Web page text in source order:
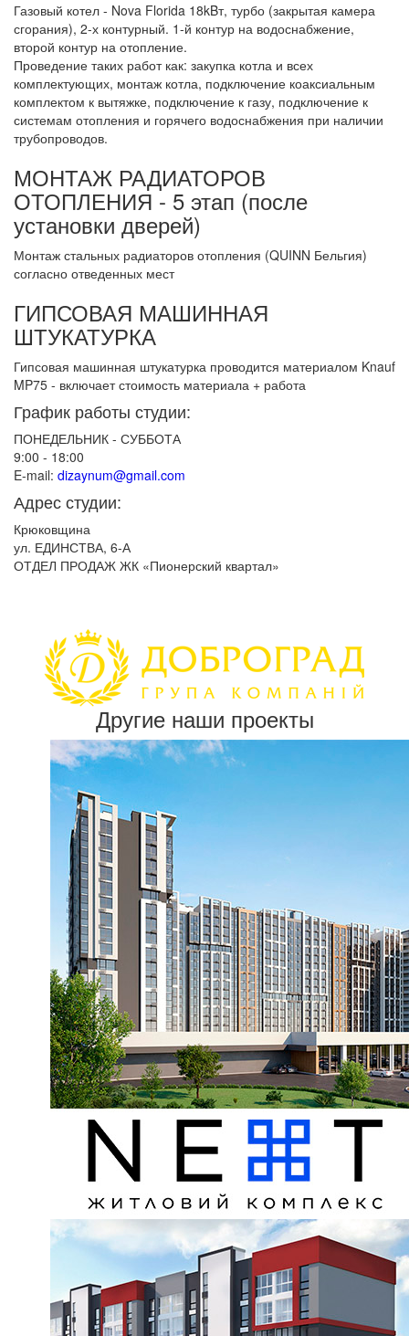
Газовый котел - Nova Florida 18kBт, турбо (закрытая камера
сгорания), 2-х контурный. 1-й контур на водоснабжение,
второй контур на отопление.
Проведение таких работ как: закупка котла и всех
комплектующих, монтаж котла, подключение коаксиальным
комплектом к вытяжке, подключение к газу, подключение к
системам отопления и горячего водоснабжения при наличии
трубопроводов.
МОНТАЖ РАДИАТОРОВ
ОТОПЛЕНИЯ - 5 этап (после
установки дверей)
Монтаж стальных радиаторов отопления (QUINN Бельгия)
согласно отведенных мест
ГИПСОВАЯ МАШИННАЯ
ШТУКАТУРКА
Гипсовая машинная штукатурка проводится материалом Knauf
MP75 - включает стоимость материала + работа
График работы студии:
ПОНЕДЕЛЬНИК - СУББОТА
9:00 - 18:00
E-mail: dizaynum@gmail.com
Адрес студии:
Крюковщина
ул. ЕДИНСТВА, 6-А
ОТДЕЛ ПРОДАЖ ЖК «Пионерский квартал»
Другие наши проекты